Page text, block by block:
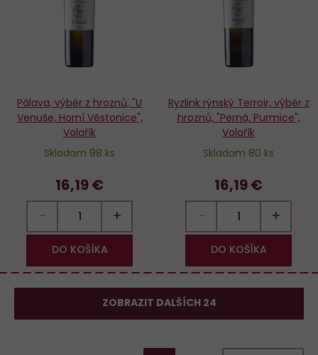
Pálava, výběr z hroznů, "U
Venuše, Horní Věstonice",
Volařík
Skladom 98 ks
16,19 €
− +
DO KOŠÍKA
Ryzlink rýnský Terroir, výběr z
hroznů, "Perná, Purmice",
Volařík
Skladom 80 ks
16,19 €
− +
DO KOŠÍKA
ZOBRAZIT DALŠÍCH 24